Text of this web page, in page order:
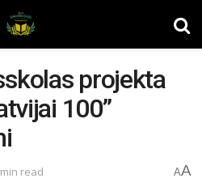
projekta
100”
read AA